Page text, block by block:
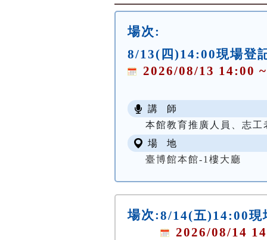
場次:
8/13(四)14:00現場登
2026/08/13 14:00
講 師
本館教育推廣人員、志工
場 地
臺博館本館-1樓大廳
場次:8/14(五)14:00現
2026/08/14